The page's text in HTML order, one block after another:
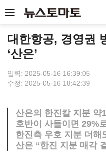
대한항공, 경영권
‘산은’
입력: 2025-05-16 16:39:05
수정: 2025-05-16 18:42:39
산은의 한진칼 지분 약
호반이 사들이면 29%
한진측 우호 지분 더해
산은 “한진 지분 매각